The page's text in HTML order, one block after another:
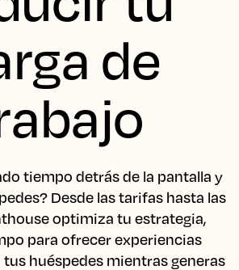
de
tiempo detrás de la pantalla y
Desde las tarifas hasta las
optimiza tu estrategia,
para ofrecer experiencias
huéspedes mientras generas